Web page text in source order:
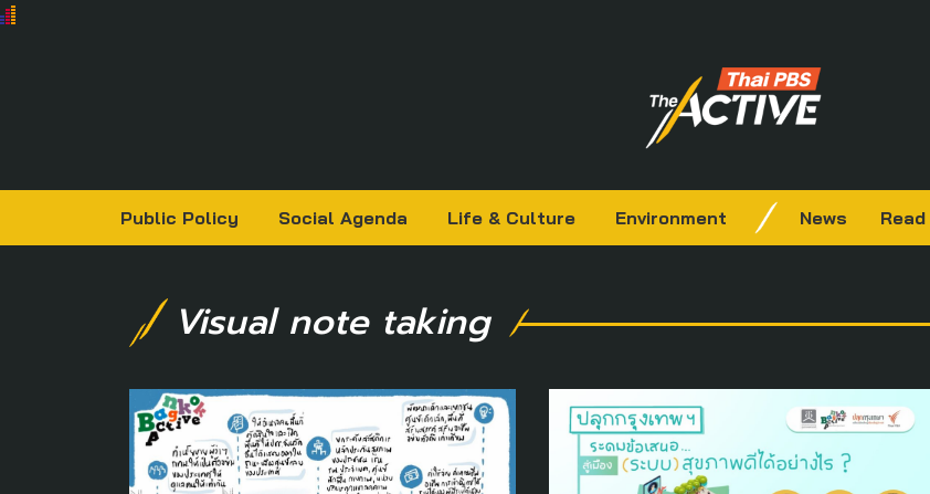
Public Policy Social Agenda Life & Culture Environment News Read
Visual note taking